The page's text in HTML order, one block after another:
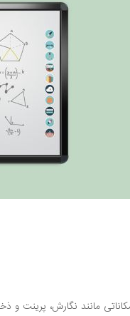
مانند نگارش، پرینت